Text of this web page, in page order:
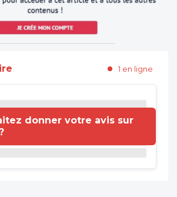
1 en ligne
donner votre avis sur